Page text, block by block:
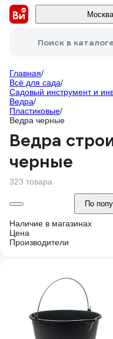
Москва
Поиск в
Главная/
Всё для сада/
Садовый инструмент и
Ведра/
Пластиковые/
Ведра черные
Ведра
черные
323 товара
По
Наличие в магазинах
Цена
Производители